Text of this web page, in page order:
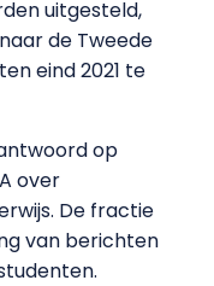
uitgesteld,
de Tweede
eind 2021 te
op
over
De fractie
van berichten